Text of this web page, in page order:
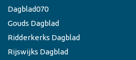
Dagblad070
Gouds Dagblad
Ridderkerks Dagblad
Rijswijks Dagblad